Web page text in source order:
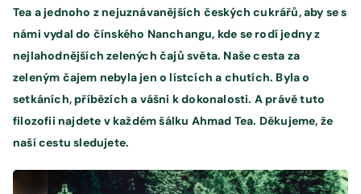
Tea a jednoho z nejuznávanějších českých cukrářů, aby se s
námi vydal do čínského Nanchangu, kde se rodí jedny z
nejlahodnějších zelených čajů světa. Naše cesta za
zeleným čajem nebyla jen o lístcích a chutích. Byla o
setkáních, příbězích a vášni k dokonalosti. A právě tuto
filozofii najdete v každém šálku Ahmad Tea. Děkujeme, že
naší cestu sledujete.